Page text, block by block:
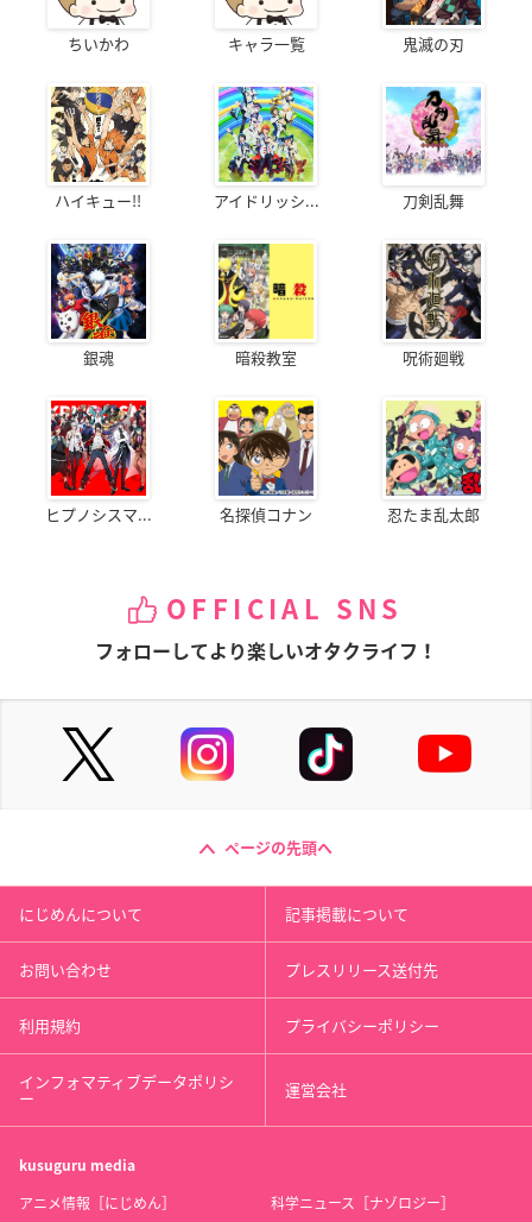
ちいかわ キャラ一覧 鬼滅の刃
ハイキュー!! アイドリッシ... 刀剣乱舞
銀魂 暗殺教室 呪術廻戦
ヒプノシスマ... 名探偵コナン 忍たま乱太郎
OFFICIAL SNS
フォローしてより楽しいオタクライフ！
ページの先頭へ
にじめんについて 記事掲載について
お問い合わせ プレスリリース送付先
利用規約 プライバシーポリシー
インフォマティブデータポリシ
ー 運営会社
kusuguru media
アニメ情報［にじめん］
科学ニュース［ナゾロジー］